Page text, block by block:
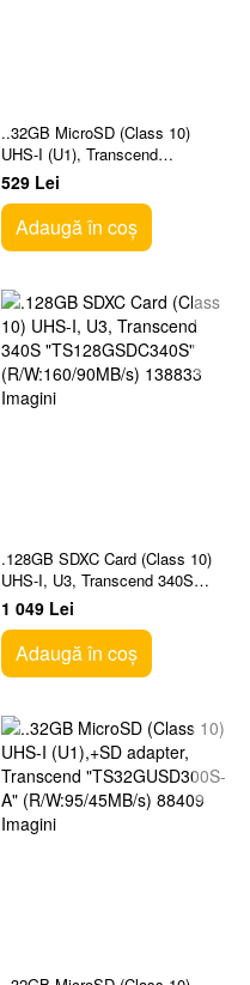
..32GB MicroSD (Class 10)
UHS-I (U1), Transcend
"TS32GUSD300S"
(R/W:95/45MB/s)
529 Lei
Adaugă în coș
.128GB SDXC Card (Class 10)
UHS-I, U3, Transcend 340S
"TS128GSDC340S"
(R/W:160/90MB/s)
1 049 Lei
Adaugă în coș